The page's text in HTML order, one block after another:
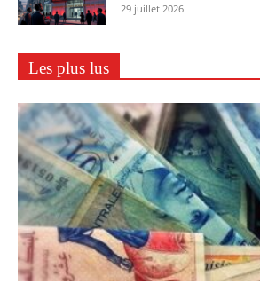
29 juillet 2026
Les plus lus